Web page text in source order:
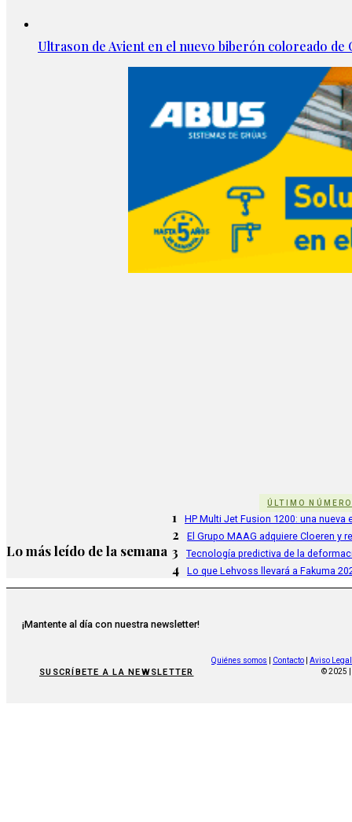
Ultrason de Avient en el nuevo biberón coloreado de
ÚLTIMO NÚMERO
Lo más leído de la semana
1 HP Multi Jet Fusion 1200: una
2 El Grupo MAAG adquiere Cloeren
3 Tecnología predictiva de la
4 Lo que Lehvoss llevará a Fakuma
¡Mantente al día con nuestra newsletter!
SUSCRÍBETE A LA NEWSLETTER
Quiénes somos Contacto
Aviso Legal
© 2025